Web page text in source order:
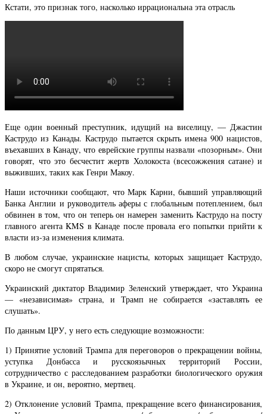
Кстати, это признак того, насколько иррациональна эта отрасль
Еще один военный преступник, идущий на виселицу, — Джастин
Каструдо из Канады. Каструдо пытается скрыть имена 900 нацистов,
въехавших в Канаду, что еврейские группы назвали «позорным». Они
говорят, что это бесчестит жертв Холокоста (всесожжения сатане) и
выживших, таких как Генри Макоу.
Наши источники сообщают, что Марк Карни, бывший управляющий
Банка Англии и руководитель аферы с глобальным потеплением, был
обвинен в том, что он теперь он намерен заменить Каструдо на посту
главного агента KMS в Канаде после провала его попытки прийти к
власти из-за изменения климата.
В любом случае, украинские нацисты, которых защищает Каструдо,
скоро не смогут спрятаться.
Украинский диктатор Владимир Зеленский утверждает, что Украина
— «независимая» страна, и Трамп не собирается «заставлять ее
слушать».
По данным ЦРУ, у него есть следующие возможности:
1) Принятие условий Трампа для переговоров о прекращении войны,
уступка Донбасса и русскоязычных территорий России,
сотрудничество с расследованием разработки биологического оружия
в Украине, и он, вероятно, мертвец.
2) Отклонение условий Трампа, прекращение всего финансирования,